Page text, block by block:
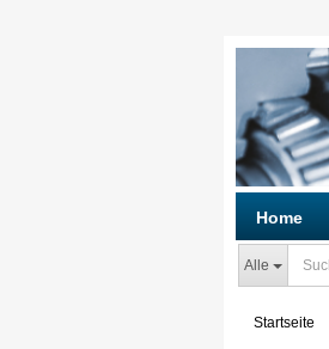
Alle
Home
Startseite